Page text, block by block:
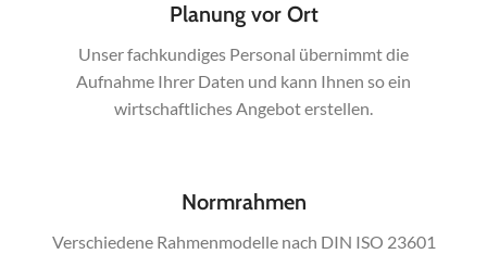
Planung vor Ort
Unser fachkundiges Personal übernimmt die
Aufnahme Ihrer Daten und kann Ihnen so ein
wirtschaftliches Angebot erstellen.
Normrahmen
Verschiedene Rahmenmodelle nach DIN ISO 23601